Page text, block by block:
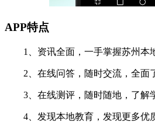
APP特点
1、资讯全面，一手掌握苏州本
2、在线问答，随时交流，全面
3、在线测评，随时随地，了解
4、发现本地教育，发现更多优